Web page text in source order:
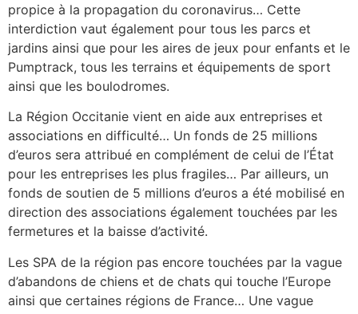
propice à la propagation du coronavirus… Cette
interdiction vaut également pour tous les parcs et
jardins ainsi que pour les aires de jeux pour enfants et le
Pumptrack, tous les terrains et équipements de sport
ainsi que les boulodromes.
La Région Occitanie vient en aide aux entreprises et
associations en difficulté… Un fonds de 25 millions
d’euros sera attribué en complément de celui de l’État
pour les entreprises les plus fragiles… Par ailleurs, un
fonds de soutien de 5 millions d’euros a été mobilisé en
direction des associations également touchées par les
fermetures et la baisse d’activité.
Les SPA de la région pas encore touchées par la vague
d’abandons de chiens et de chats qui touche l’Europe
ainsi que certaines régions de France… Une vague